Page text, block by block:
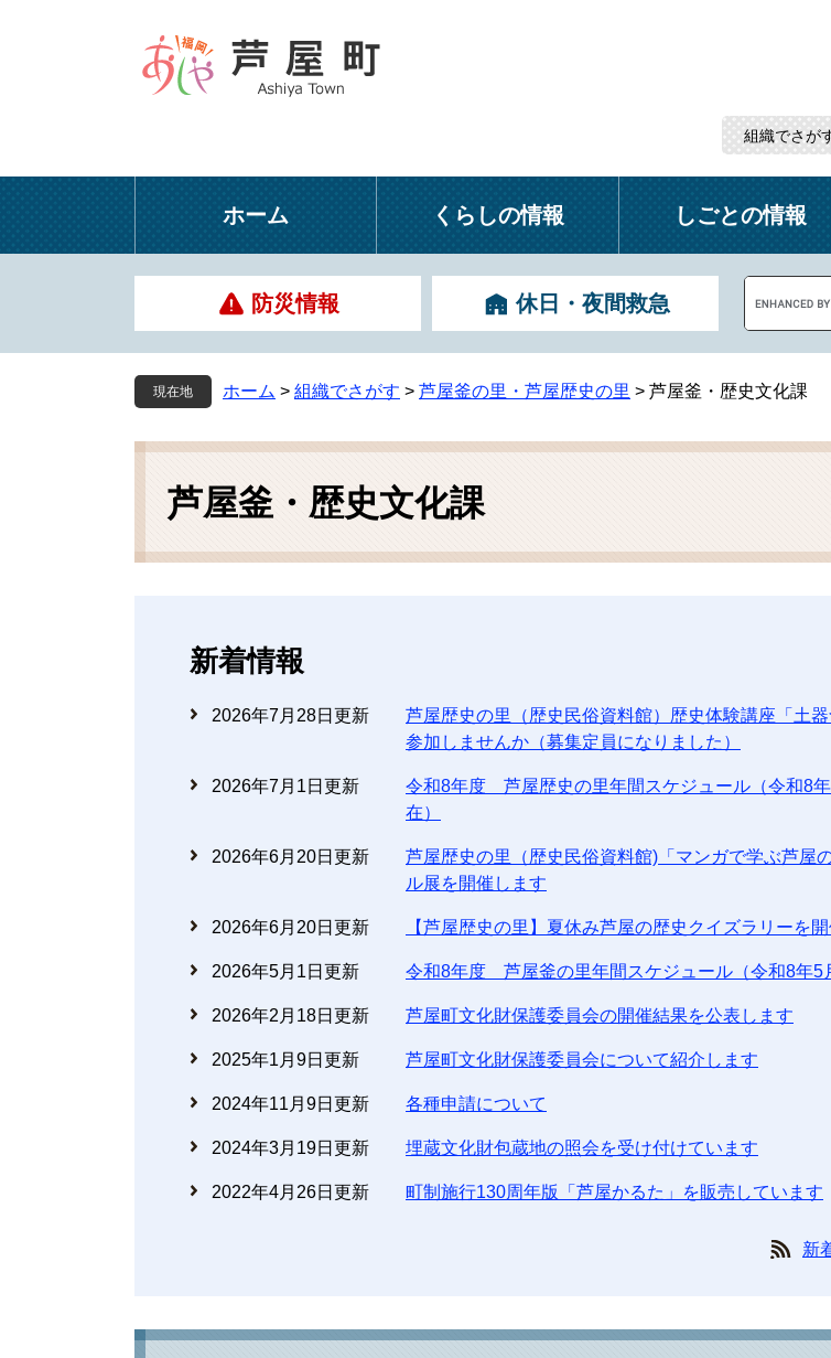
本
組織でさが
ホーム くらしの情報 しごとの情報
防災情報 休日・夜間救急
o
g
l
e
ス
現在地 ホーム > 組織でさがす > 芦屋釜の里・芦屋歴史の里 > 芦屋釜・歴史文化課
本
芦屋釜・歴史文化課
新着情報
2026年7月28日更新
芦屋歴史の里（歴史民俗資料館）歴史体験講座「土
参加しませんか（募集定員になりました）
2026年7月1日更新
令和8年度 芦屋歴史の里年間スケジュール（令和8
在）
2026年6月20日更新
芦屋歴史の里（歴史民俗資料館)「マンガで学ぶ芦屋
ル展を開催します
2026年6月20日更新 【芦屋歴史の里】夏休み芦屋の歴史クイズラリーを
2026年5月1日更新 令和8年度 芦屋釜の里年間スケジュール（令和8年5
2026年2月18日更新 芦屋町文化財保護委員会の開催結果を公表します
2025年1月9日更新 芦屋町文化財保護委員会について紹介します
2024年11月9日更新 各種申請について
2024年3月19日更新 埋蔵文化財包蔵地の照会を受け付けています
2022年4月26日更新 町制施行130周年版「芦屋かるた」を販売しています
新